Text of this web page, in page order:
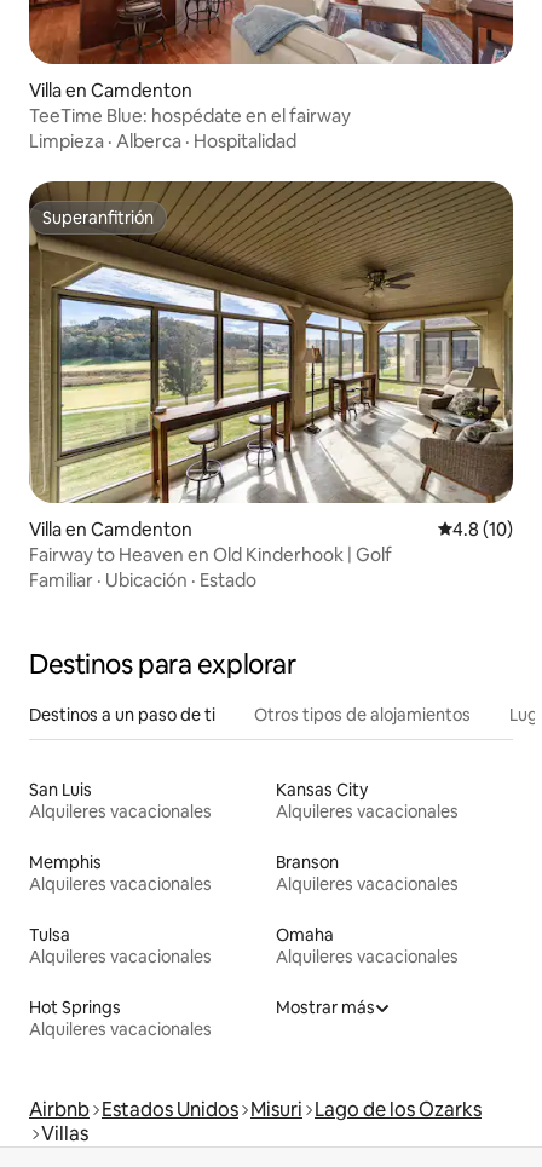
Villa en Camdenton
TeeTime Blue: hospédate en el fairway
Limpieza · Alberca · Hospitalidad
Superanfitrión
Superanfitrión
Villa en Camdenton Calificación
4.8 (10)
Fairway to Heaven en Old Kinderhook | Golf
Familiar · Ubicación · Estado
Destinos para explorar
Destinos a un paso de ti Otros tipos de alojamientos
San Luis
Alquileres vacacionales
Kansas City
Alquileres vacacionales
Memphis
Alquileres vacacionales
Branson
Alquileres vacacionales
Tulsa
Alquileres vacacionales
Omaha
Alquileres vacacionales
Hot Springs
Alquileres vacacionales
Mostrar más
Airbnb Estados Unidos Misuri Lago de los Ozarks
Villas